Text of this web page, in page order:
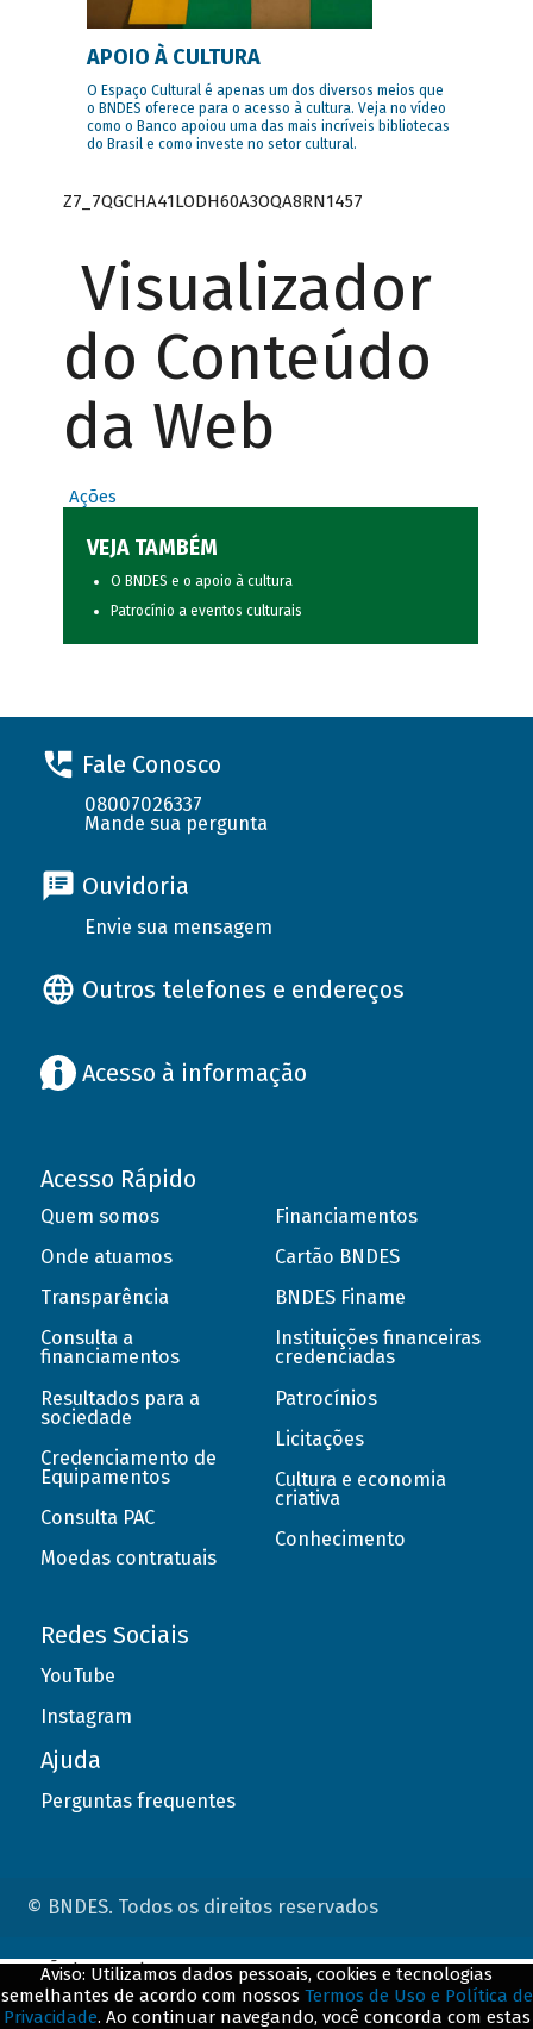
APOIO À CULTURA
O Espaço Cultural é apenas um dos diversos meios que
o BNDES oferece para o acesso à cultura. Veja no vídeo
como o Banco apoiou uma das mais incríveis bibliotecas
do Brasil e como investe no setor cultural.
Z7_7QGCHA41LODH60A3OQA8RN1457
Visualizador
do Conteúdo
da Web
Ações
VEJA TAMBÉM
O BNDES e o apoio à cultura
Patrocínio a eventos culturais
Fale Conosco
08007026337
Mande sua pergunta
Ouvidoria
Envie sua mensagem
Outros telefones e endereços
Acesso à informação
Acesso Rápido
Quem somos
Onde atuamos
Transparência
Consulta a
financiamentos
Resultados para a
sociedade
Credenciamento de
Equipamentos
Consulta PAC
Moedas contratuais
Financiamentos
Cartão BNDES
BNDES Finame
Instituições financeiras
credenciadas
Patrocínios
Licitações
Cultura e economia
criativa
Conhecimento
Redes Sociais
YouTube
Instagram
Ajuda
Perguntas frequentes
© BNDES. Todos os direitos reservados
Aviso: Utilizamos dados pessoais, cookies e tecnologias
semelhantes de acordo com nossos Termos de Uso e Política de
Privacidade. Ao continuar navegando, você concorda com estas
ConteÃºdo complementar
${title}${badge}